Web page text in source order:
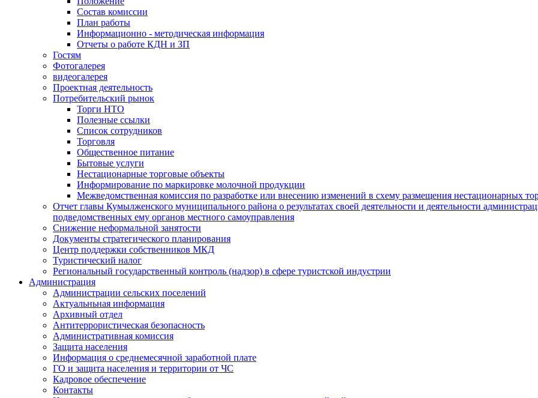
Состав комиссии
План работы
Информационно - методическая информация
Отчеты о работе КДН и ЗП
Гостям
Фотогалерея
видеогалерея
Проектная деятельность
Потребительский рынок
Торги НТО
Полезные ссылки
Список сотрудников
Торговля
Общественное питание
Бытовые услуги
Нестационарные торговые объекты
Информирование по маркировке молочной продукции
Межведомственная комиссия по разработке или внесению изменений в схему размещения нестационарных
Отчет главы Кумылженского муниципального района о результатах своей деятельности и деятельности
подведомственных ему органов местного самоуправления
Снижение неформальной занятости
Документы стратегического планирования
Центр поддержки собственников МКД
Туристический налог
Региональный государственный контроль (надзор) в сфере туристской индустрии
Администрация
Администрации сельских поселений
Актуальньная информация
Архивный отдел
Антитеррористическая безопасность
Административная комиссия
Защита населения
Информация о среднемесячной заработной плате
ГО и защита населения и территории от ЧС
Кадровое обеспечение
Контакты